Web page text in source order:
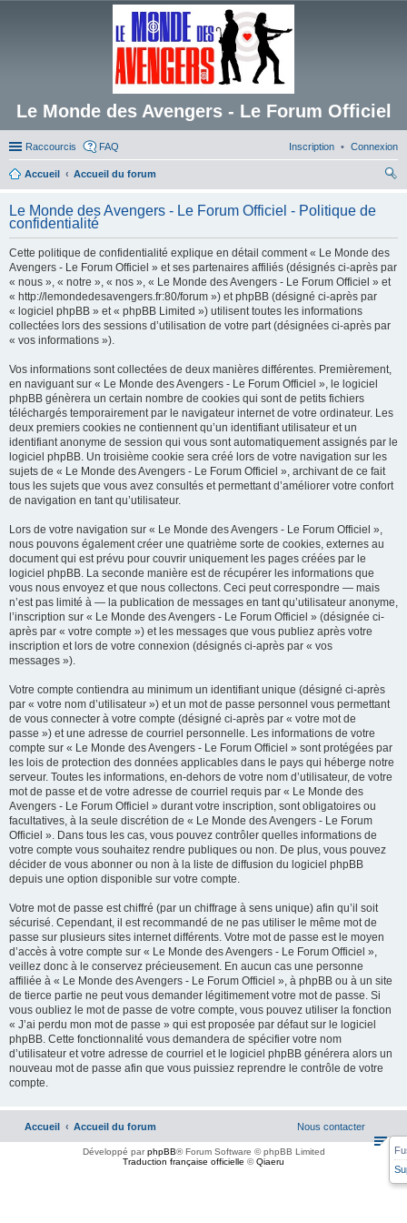
Le Monde des Avengers - Le Forum Officiel
Raccourcis FAQ Connexion
Inscription
Accueil
Accueil du forum
ch
Le Monde des Avengers - Le Forum Officiel - Politique de
confidentialité
Cette politique de confidentialité explique en détail comment « Le Monde des
Avengers - Le Forum Officiel » et ses partenaires affiliés (désignés ci-après par
« nous », « notre », « nos », « Le Monde des Avengers - Le Forum Officiel » et
« http://lemondedesavengers.fr:80/forum ») et phpBB (désigné ci-après par
« logiciel phpBB » et « phpBB Limited ») utilisent toutes les informations
collectées lors des sessions d’utilisation de votre part (désignées ci-après par
« vos informations »).
Vos informations sont collectées de deux manières différentes. Premièrement,
en naviguant sur « Le Monde des Avengers - Le Forum Officiel », le logiciel
phpBB génèrera un certain nombre de cookies qui sont de petits fichiers
téléchargés temporairement par le navigateur internet de votre ordinateur. Les
deux premiers cookies ne contiennent qu’un identifiant utilisateur et un
identifiant anonyme de session qui vous sont automatiquement assignés par le
logiciel phpBB. Un troisième cookie sera créé lors de votre navigation sur les
sujets de « Le Monde des Avengers - Le Forum Officiel », archivant de ce fait
tous les sujets que vous avez consultés et permettant d’améliorer votre confort
de navigation en tant qu’utilisateur.
Lors de votre navigation sur « Le Monde des Avengers - Le Forum Officiel »,
nous pouvons également créer une quatrième sorte de cookies, externes au
document qui est prévu pour couvrir uniquement les pages créées par le
logiciel phpBB. La seconde manière est de récupérer les informations que
vous nous envoyez et que nous collectons. Ceci peut correspondre — mais
n’est pas limité à — la publication de messages en tant qu’utilisateur anonyme,
l’inscription sur « Le Monde des Avengers - Le Forum Officiel » (désignée ci-
après par « votre compte ») et les messages que vous publiez après votre
inscription et lors de votre connexion (désignés ci-après par « vos
messages »).
Votre compte contiendra au minimum un identifiant unique (désigné ci-après
par « votre nom d’utilisateur ») et un mot de passe personnel vous permettant
de vous connecter à votre compte (désigné ci-après par « votre mot de
passe ») et une adresse de courriel personnelle. Les informations de votre
compte sur « Le Monde des Avengers - Le Forum Officiel » sont protégées par
les lois de protection des données applicables dans le pays qui héberge notre
serveur. Toutes les informations, en-dehors de votre nom d’utilisateur, de votre
mot de passe et de votre adresse de courriel requis par « Le Monde des
Avengers - Le Forum Officiel » durant votre inscription, sont obligatoires ou
facultatives, à la seule discrétion de « Le Monde des Avengers - Le Forum
Officiel ». Dans tous les cas, vous pouvez contrôler quelles informations de
votre compte vous souhaitez rendre publiques ou non. De plus, vous pouvez
décider de vous abonner ou non à la liste de diffusion du logiciel phpBB
depuis une option disponible sur votre compte.
Votre mot de passe est chiffré (par un chiffrage à sens unique) afin qu’il soit
sécurisé. Cependant, il est recommandé de ne pas utiliser le même mot de
passe sur plusieurs sites internet différents. Votre mot de passe est le moyen
d’accès à votre compte sur « Le Monde des Avengers - Le Forum Officiel »,
veillez donc à le conservez précieusement. En aucun cas une personne
affiliée à « Le Monde des Avengers - Le Forum Officiel », à phpBB ou à un site
de tierce partie ne peut vous demander légitimement votre mot de passe. Si
vous oubliez le mot de passe de votre compte, vous pouvez utiliser la fonction
« J’ai perdu mon mot de passe » qui est proposée par défaut sur le logiciel
phpBB. Cette fonctionnalité vous demandera de spécifier votre nom
d’utilisateur et votre adresse de courriel et le logiciel phpBB générera alors un
nouveau mot de passe afin que vous puissiez reprendre le contrôle de votre
compte.
Accueil Accueil du forum Nous contacter
Développé parphpBB® Forum Software © phpBB Limited
Traduction française officielle ©Qiaeru